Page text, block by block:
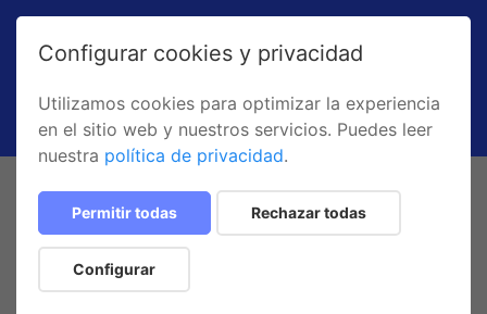
posible realizar pagos ni reservas reales en esta
Saber más
Barcos
Configurar cookies y privacidad
Utilizamos cookies para optimizar la experiencia
en el sitio web y nuestros servicios. Puedes leer
nuestra política de privacidad.
Permitir todas Rechazar todas
Configurar